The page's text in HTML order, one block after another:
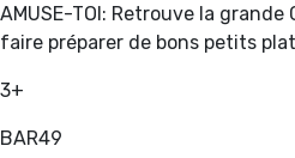
AMUSE-TOI: Retrouve la
faire préparer de bons petits
3+
BAR49